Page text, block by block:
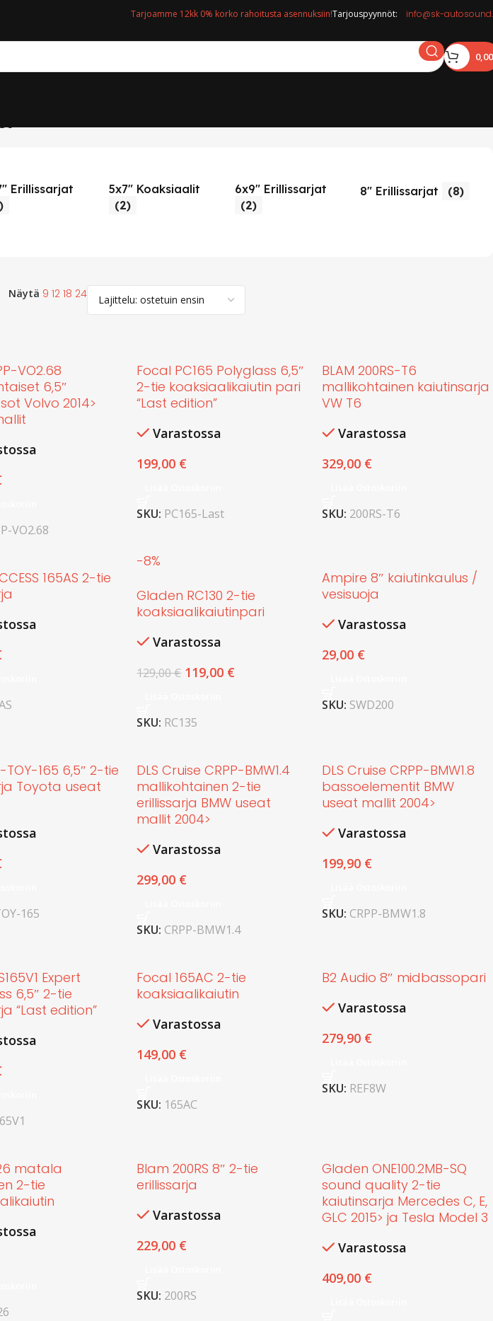
Tarjoamme 12kk 0% korko rahoitusta asennuksiin!Tarjouspyynnöt: info@sk-
Erillissarjat
5x7" Koaksiaalit
(2)
6x9" Erillissarjat
(2)
8" Erillissarjat (8)
Näytä 9 12 18 24
VO2.68
6,5″
Volvo 2014>
VO2.68
Focal PC165 Polyglass 6,5″
2-tie koaksiaalikaiutin pari
“Last edition”
Varastossa
199,00 €
SKU: PC165-Last
BLAM 200RS-T6
mallikohtainen kaiutinsarja
VW T6
Varastossa
329,00 €
SKU: 200RS-T6
165AS 2-tie
-8%
Gladen RC130 2-tie
koaksiaalikaiutinpari
Varastossa
129,00€ 119,00 €
SKU: RC135
Ampire 8″ kaiutinkaulus /
vesisuoja
Varastossa
29,00 €
SKU: SWD200
TOY-165 6,5″ 2-tie
Toyota useat
165
DLS Cruise CRPP-BMW1.4
mallikohtainen 2-tie
erillissarja BMW useat
mallit 2004>
Varastossa
299,00 €
SKU: CRPP-BMW1.4
DLS Cruise CRPP-BMW1.8
bassoelementit BMW
useat mallit 2004>
Varastossa
199,90 €
SKU: CRPP-BMW1.8
Expert
6,5″ 2-tie
“Last edition”
Focal 165AC 2-tie
koaksiaalikaiutin
Varastossa
149,00 €
SKU: 165AC
B2 Audio 8″ midbassopari
Varastossa
279,90 €
SKU: REF8W
matala
2-tie
Blam 200RS 8″ 2-tie
erillissarja
Varastossa
229,00 €
SKU: 200RS
Gladen ONE100.2MB-SQ
sound quality 2-tie
kaiutinsarja Mercedes C, E,
GLC 2015> ja Tesla Model 3
Varastossa
409,00 €